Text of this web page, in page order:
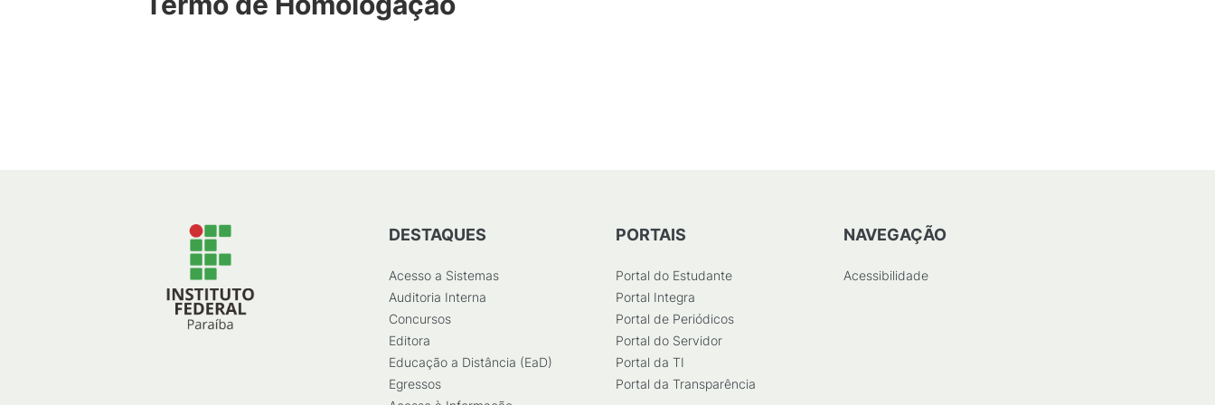
DESTAQUES
Acesso a Sistemas
Auditoria Interna
Concursos
Editora
Educação a Distância (EaD)
Egressos
PORTAIS
Portal do Estudante
Portal Integra
Portal de Periódicos
Portal do Servidor
Portal da TI
Portal da Transparência
NAVEGAÇÃO
Acessibilidade